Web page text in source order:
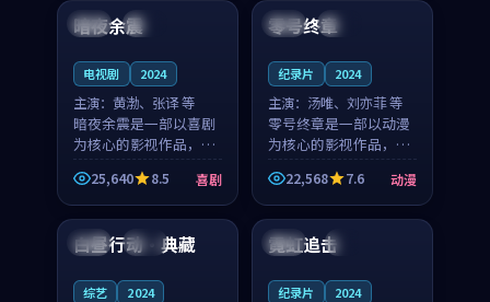
泰国 院线
暗夜余震
电视剧 2024
主演： 黄渤、张译 等
暗夜余震是一部以喜剧
为核心的影视作品，围
绕危机、反转与人物成
长展开，整体节奏紧
凑，值得推荐观看。
25,640 8.5 喜剧
日本 热播
零号终章
纪录片 2024
主演： 汤唯、刘亦菲 等
零号终章是一部以动漫
为核心的影视作品，围
绕危机、反转与人物成
长展开，整体节奏紧
凑，值得推荐观看。
22,568 7.6 动漫
中国 独播
白昼行动·典藏
综艺 2024
中国 4K
霓虹追击
纪录片 2024